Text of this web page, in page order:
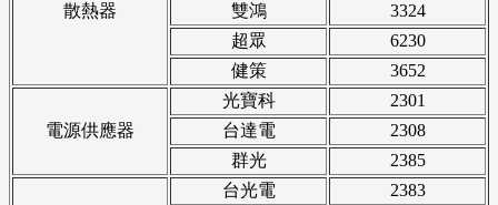
散熱器
雙鴻
3324
超眾
6230
健策
3652
電源供應器
光寶科
2301
台達電
2308
群光
2385
台光電
2383